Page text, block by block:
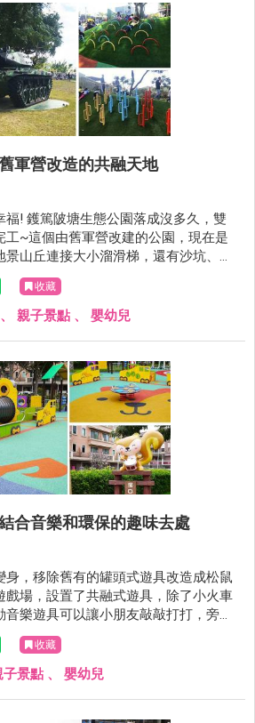
軍營改造的共融天地
福! 鑊篤陂塘生態公園落成沒多久，雙
工~這個由舊軍營改建的公園，現在是
山丘連接大小溜滑梯，還有沙坑、旋
好玩的設施，現在就來看看雙連坡碉堡
收藏
、 親子景點 、 嬰幼兒
合音樂和環保的趣味去處
身，移除舊有的罐頭式遊具改造成松鼠
戲場，設置了共融式遊具，除了小火車
樂遊具可以讓小朋友敲敲打打，旁邊
單人旋轉杯跟多人搖擺盤，地面也改成
小孩玩得更開心了呢！現在就跟著小資
公園改裝後有什麼不一樣的地方！
收藏
子景點 、 嬰幼兒